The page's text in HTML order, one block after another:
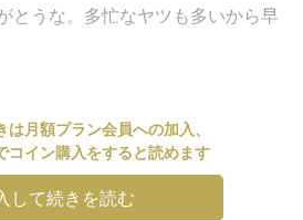
とうな。多忙なヤツも多いから早
月額プラン会員への加入、
コイン購入をすると読めます
して続きを読む